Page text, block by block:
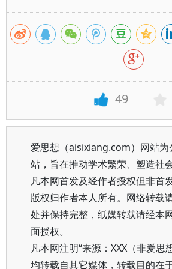
49
爱思想（aisixiang.com）网站为
站，旨在推动学术繁荣、塑造社会
凡本网首发及经作者授权但非首
版权归作者本人所有。网络转载
处并保持完整，纸媒转载请经本
面授权。
凡本网注明“来源：XXX（非爱思
均转载自其它媒体，转载目的在